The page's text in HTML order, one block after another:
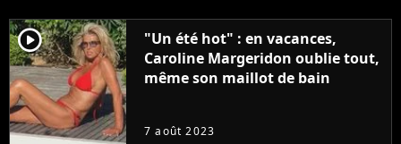
player2
"Un été hot" : en vacances,
Caroline Margeridon oublie tout,
même son maillot de bain
7 août 2023